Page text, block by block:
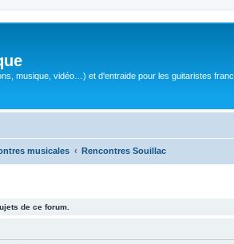
musique, vidéo…) et d'entraide pour les guitaristes
musicales Rencontres Souillac
de ce forum.